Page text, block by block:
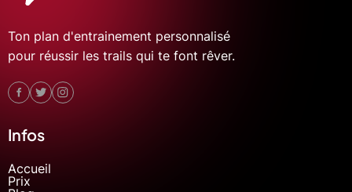
Ton plan d'entrainement personnalisé
pour réussir les trails qui te font rêver.
Infos
Accueil
Prix